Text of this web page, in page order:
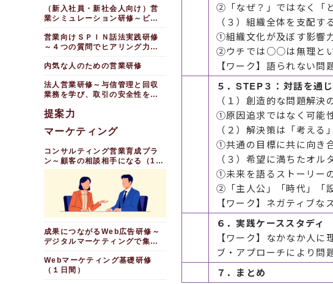
②「なぜ？」ではなく「
（３）組織全体を支配
①組織文化が及ぼす影響
②ウチでは○○は無理と
【ワーク】語られない
５．STEP３：対話を通
（１）創造的な問題解決
①原因追求ではなく可能
（２）解決策は「考え
①共通の目標に共に向き
（３）希望に満ちたオ
①未来を語るストーリー
②「主人公」「時代」「
【ワーク】ネガティブ
６．実践ケーススタディ
【ワーク】なかなか人
ブ・アプローチにより問
７．まとめ
（新入社員・新社会人向け）営
業シミュレーション研修～ビジ
営業向けＳＰＩＮ話法実践研修
～４つの質問でヒアリング力を
内気な人のための営業研修
法人営業研修～与信管理と回収
業務を学び、取引の安全性を高
提案力
マーケティング
コンサルティング営業育成プラ
ン～顧客の相談相手になる（10
日間）
成果につながるWeb広告研修～
デジタルマーケティングで集客
Webマーケティング基礎研修
（１日間）